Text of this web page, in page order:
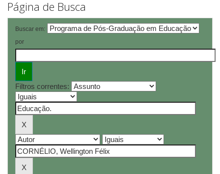
Página de Busca
Buscar em:
por
Filtros correntes: